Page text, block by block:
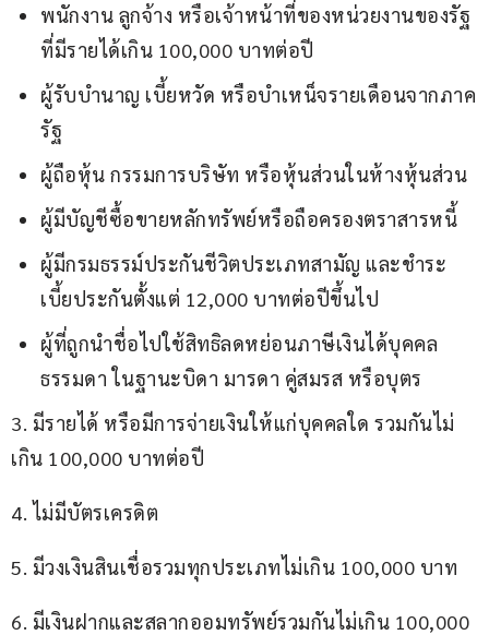
พนักงาน ลูกจ้าง หรือเจ้าหน้าที่ของหน่วยงานของรัฐ
ที่มีรายได้เกิน 100,000 บาทต่อปี
ผู้รับบำนาญ เบี้ยหวัด หรือบำเหน็จรายเดือนจากภาค
รัฐ
ผู้ถือหุ้น กรรมการบริษัท หรือหุ้นส่วนในห้างหุ้นส่วน
ผู้มีบัญชีซื้อขายหลักทรัพย์หรือถือครองตราสารหนี้
ผู้มีกรมธรรม์ประกันชีวิตประเภทสามัญ และชำระ
เบี้ยประกันตั้งแต่ 12,000 บาทต่อปีขึ้นไป
ผู้ที่ถูกนำชื่อไปใช้สิทธิลดหย่อนภาษีเงินได้บุคคล
ธรรมดา ในฐานะบิดา มารดา คู่สมรส หรือบุตร
3. มีรายได้ หรือมีการจ่ายเงินให้แก่บุคคลใด รวมกันไม่
เกิน 100,000 บาทต่อปี
4. ไม่มีบัตรเครดิต
5. มีวงเงินสินเชื่อรวมทุกประเภทไม่เกิน 100,000 บาท
6. มีเงินฝากและสลากออมทรัพย์รวมกันไม่เกิน 100,000